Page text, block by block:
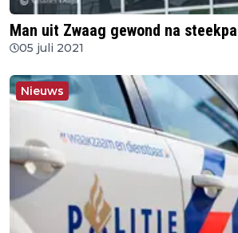
Man uit Zwaag gewond na
05 juli 2021
Nieuws